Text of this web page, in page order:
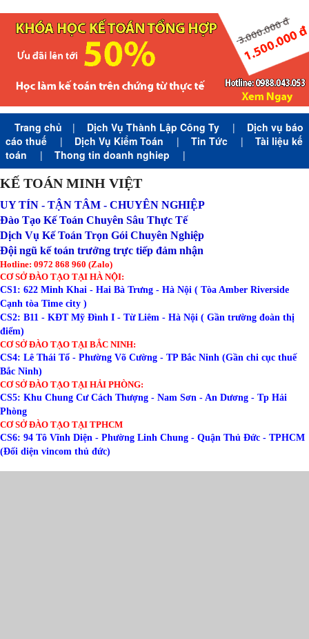
Trang chủ | Dịch Vụ Thành Lập Công Ty |
Dịch vụ báo
cáo thuế
| Dịch Vụ Kiểm Toán | Tin Tức |
Tài liệu kế
toán
| Thong tin doanh nghiep |
KẾ TOÁN MINH VIỆT
UY TÍN - TẬN TÂM - CHUYÊN NGHIỆP
Đào Tạo Kế Toán Chuyên Sâu Thực Tế
Dịch Vụ Kế Toán Trọn Gói Chuyên Nghiệp
Đội ngũ kế toán trưởng trực tiếp đảm nhận
Hotline: 0972 868 960 (Zalo)
CƠ SỞ ĐÀO TẠO TẠI HÀ NỘI:
CS1: 622 Minh Khai - Hai Bà Trưng - Hà Nội ( Tòa Amber Riverside
Cạnh tòa Time city )
CS2: B11 - KĐT Mỹ Đình I - Từ Liêm - Hà Nội ( Gần trường đoàn thị
điểm)
CƠ SỞ ĐÀO TẠO TẠI BẮC NINH:
CS4: Lê Thái Tổ - Phường Võ Cường - TP Bắc Ninh (Gần chi cục thuế
Bắc Ninh)
CƠ SỞ ĐÀO TẠO TẠI HẢI PHÒNG:
CS5: Khu Chung Cư Cách Thượng - Nam Sơn - An Dương - Tp Hải
Phòng
CƠ SỞ ĐÀO TẠO TẠI TPHCM
CS6: 94 Tô Vĩnh Diện - Phường Linh Chung - Quận Thủ Đức - TPHCM
(Đối diện vincom thủ đức)